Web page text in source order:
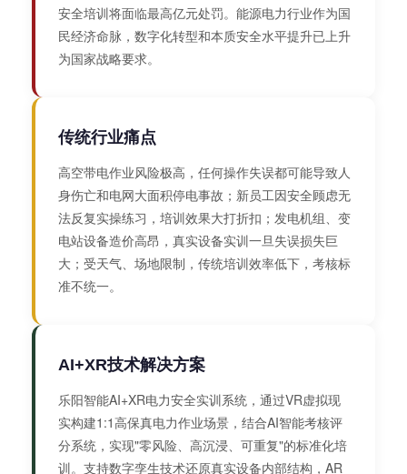
安全培训将面临最高亿元处罚。能源电力行业作为国
民经济命脉，数字化转型和本质安全水平提升已上升
为国家战略要求。
传统行业痛点
高空带电作业风险极高，任何操作失误都可能导致人
身伤亡和电网大面积停电事故；新员工因安全顾虑无
法反复实操练习，培训效果大打折扣；发电机组、变
电站设备造价高昂，真实设备实训一旦失误损失巨
大；受天气、场地限制，传统培训效率低下，考核标
准不统一。
AI+XR技术解决方案
乐阳智能AI+XR电力安全实训系统，通过VR虚拟现
实构建1:1高保真电力作业场景，结合AI智能考核评
分系统，实现"零风险、高沉浸、可重复"的标准化培
训。支持数字孪生技术还原真实设备内部结构，AR